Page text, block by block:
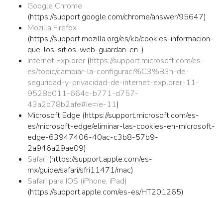
Google Chrome
(https://support.google.com/chrome/answer/95647)
Mozilla Firefox
(https://support.mozilla.org/es/kb/cookies-informacion-
que-los-sitios-web-guardan-en-)
Internet Explorer (https://support.microsoft.com/es-
es/topic/cambiar-la-configuraci%C3%B3n-de-
seguridad-y-privacidad-de-internet-explorer-11-
9528b011-664c-b771-d757-
43a2b78b2afe#ie=ie-11)
Microsoft Edge (https://support.microsoft.com/es-
es/microsoft-edge/eliminar-las-cookies-en-microsoft-
edge-63947406-40ac-c3b8-57b9-
2a946a29ae09)
Safari (https://support.apple.com/es-
mx/guide/safari/sfri11471/mac)
Safari para IOS (iPhone, iPad)
(https://support.apple.com/es-es/HT201265)